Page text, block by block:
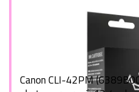
Canon CLI-42PM